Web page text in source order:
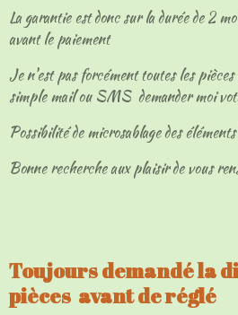
La garantie est donc sur la durée de 2
avant le paiement
Je n'est pas forcément toutes les
simple mail ou SMS demander moi
Possibilité de microsablage des
Bonne recherche aux plaisir de vous
Toujours demandé la
pièces avant de réglé